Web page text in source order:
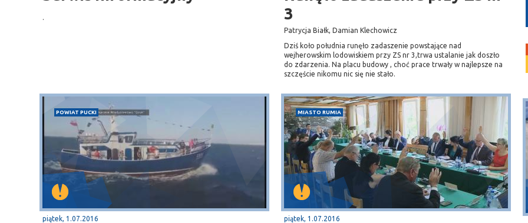
.
3
Patrycja Białk, Damian Klechowicz
Dziś koło południa runęło zadaszenie powstające nad
wejherowskim lodowiskiem przy ZS nr 3,trwa ustalanie jak doszło
do zdarzenia. Na placu budowy , choć prace trwały w najlepsze na
szczęście nikomu nic się nie stało.
POWIAT PUCKI
piątek, 1.07.2016
MIASTO RUMIA
piątek, 1.07.2016
Sopot
plaża
Puck
Przystań, molo